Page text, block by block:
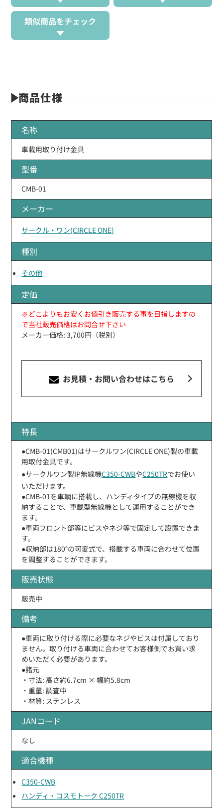
類似商品をチェック
商品仕様
名称
車載用取り付け金具
型番
CMB-01
メーカー
サークル・ワン(CIRCLE ONE)
種別
その他
定価
※どこよりもお安くお値引き販売する事を目指しますの
で当社販売価格はお問合せ下さい
メーカー価格: 3,700円（税別）
お見積・お問い合わせはこちら
特長
●CMB-01(CMB01)はサークルワン(CIRCLE ONE)製の車載
用取付金具です。
●サークルワン製IP無線機C350-CWBやC250TRでお使い
いただけます。
●CMB-01を車輌に搭載し、ハンディタイプの無線機を収
納することで、車載型無線機として運用することができ
ます。
●車両フロント部等にビスやネジ等で固定して設置できま
す。
●収納部は180°の可変式で、搭載する車両に合わせて位置
を調整することができます。
販売状態
販売中
備考
●車両に取り付ける際に必要なネジやビスは付属しており
ません。取り付ける車両に合わせてお客様側でお買い求
めいただく必要があります。
●諸元
・寸法: 高さ約6.7cm × 幅約5.8cm
・重量: 調査中
・材質: ステンレス
JANコード
なし
適合機種
C350-CWB
ハンディ・コスモトーク C250TR